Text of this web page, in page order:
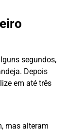
segundos,
Depois
em até três
mas alteram